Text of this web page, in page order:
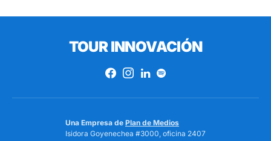
TOUR INNOVACIÓN
Una Empresa de Plan de Medios
Isidora Goyenechea #3000, oficina 2407